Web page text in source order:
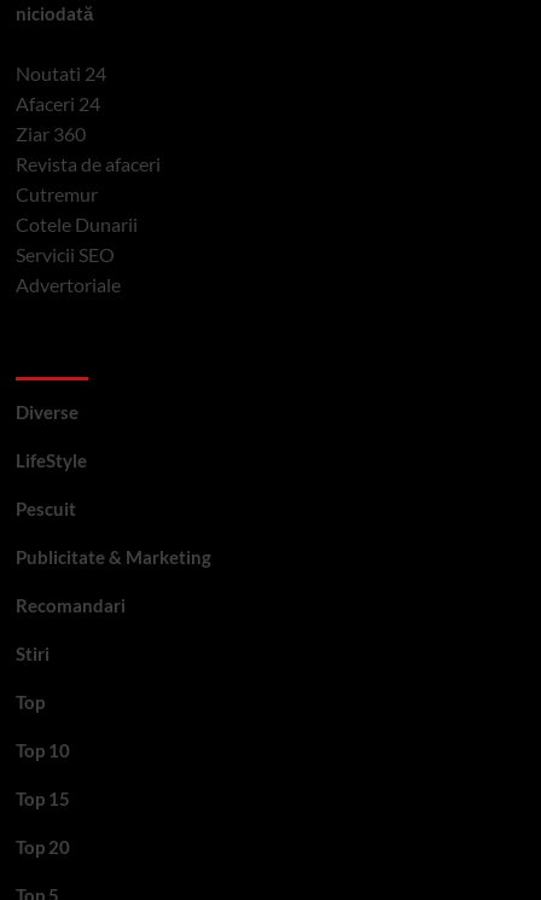
niciodată
Noutati 24
Afaceri 24
Ziar 360
Revista de afaceri
Cutremur
Cotele Dunarii
Servicii SEO
Advertoriale
Diverse
LifeStyle
Pescuit
Publicitate & Marketing
Recomandari
Stiri
Top
Top 10
Top 15
Top 20
Top 5